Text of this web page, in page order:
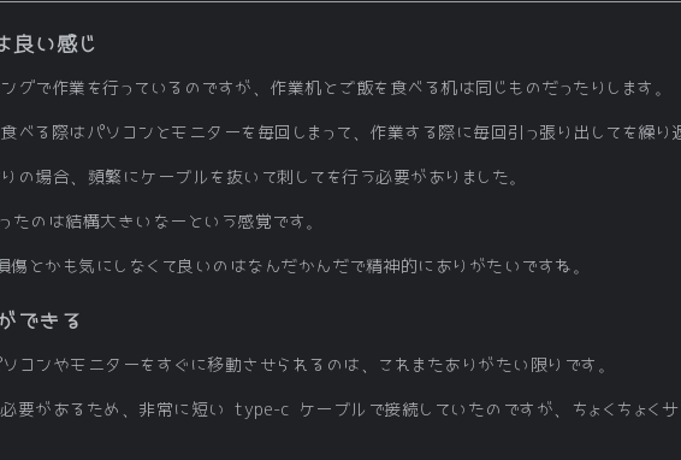
良い感じ
グで作業を行っているのですが、作業机とご飯を食べる机は同じものだったりします。
べる際はパソコンとモニターを毎回しまって、作業する際に毎回引っ張り出してを繰り
の場合、頻繁にケーブルを抜いて刺してを行う必要がありました。
たのは結構大きいなーという感覚です。
とかも気にしなくて良いのはなんだかんだで精神的にありがたいですね。
できる
コンやモニターをすぐに移動させられるのは、これまたありがたい限りです。
要があるため、非常に短い type-c ケーブルで接続していたのですが、ちょくちょくサ